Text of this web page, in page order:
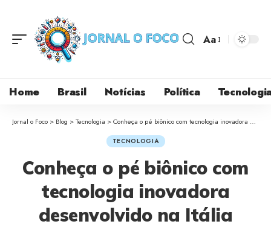
Aa
Home Brasil Notícias Política
Jornal o Foco > Blog >Tecnologia >Conheça o pé biônico com tecnologia inovadora desenvolvido na Itália
TECNOLOGIA
Conheça o pé biônico com
tecnologia inovadora
desenvolvido na Itália